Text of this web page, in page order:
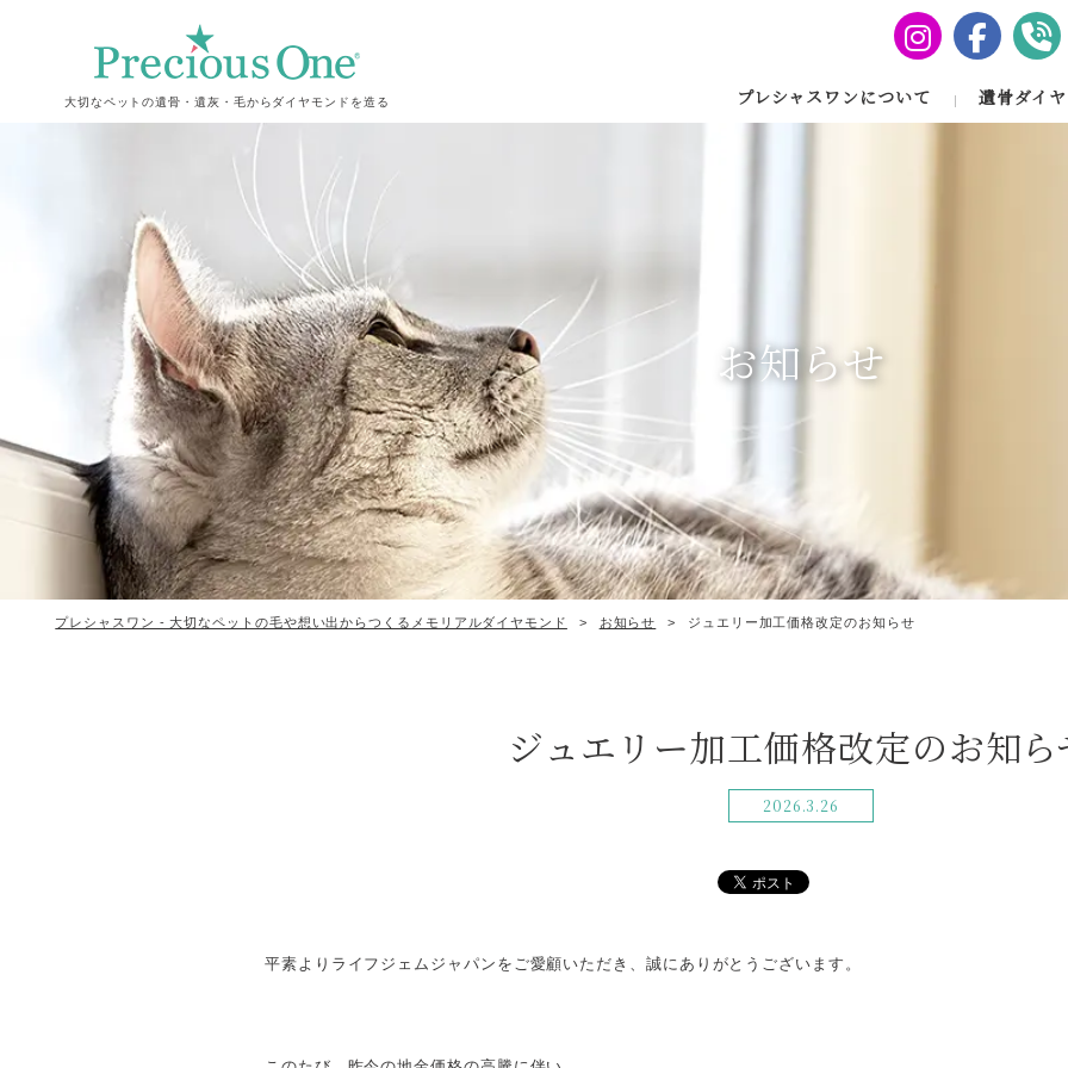
大切なペットの遺骨・遺灰・毛からダイヤモンドを造る プレシャスワンについて 遺骨ダイ
お知らせ
プレシャスワン - 大切なペットの毛や想い出からつくるメモリアルダイヤモンド > お知らせ > ジュエリー加工価格改定のお知らせ
ジュエリー加工価格改定のお知
2026.3.26
平素よりライフジェムジャパンをご愛顧いただき、誠にありがとうございます。